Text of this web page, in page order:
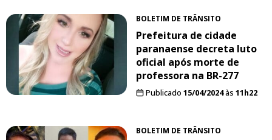
BOLETIM DE TRÂNSITO
Prefeitura de cidade
paranaense decreta luto
oficial após morte de
professora na BR-277
Publicado 15/04/2024às 11h22
BOLETIM DE TRÂNSITO